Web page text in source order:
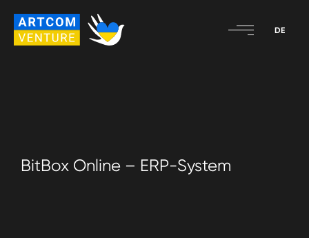
Inhaltartcom
venture
blogdescription
BitBox Online – ERP-System